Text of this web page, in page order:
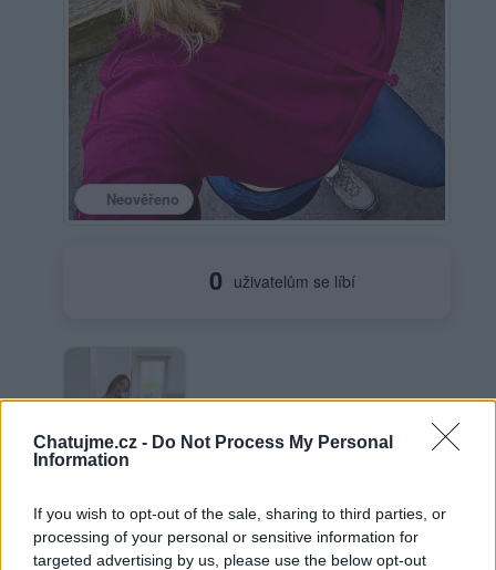
Chatujme.cz - Do Not Process My Personal
Information
If you wish to opt-out of the sale, sharing to third parties, or
processing of your personal or sensitive information for
targeted advertising by us, please use the below opt-out
Neověřeno
0 uživatelům se líbí
.